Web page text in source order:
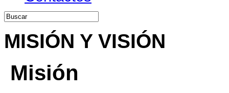
MISIÓN Y VISIÓN
Misión